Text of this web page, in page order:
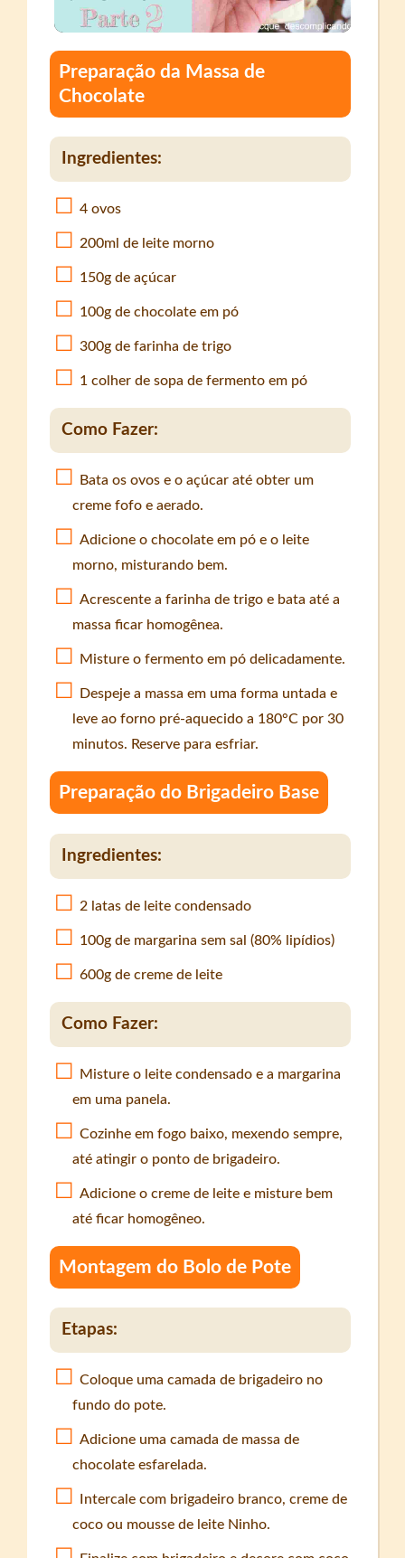
Preparação da Massa de
Chocolate
Ingredientes:
4 ovos
200ml de leite morno
150g de açúcar
100g de chocolate em pó
300g de farinha de trigo
1 colher de sopa de fermento em pó
Como Fazer:
Bata os ovos e o açúcar até obter um
creme fofo e aerado.
Adicione o chocolate em pó e o leite
morno, misturando bem.
Acrescente a farinha de trigo e bata até a
massa ficar homogênea.
Misture o fermento em pó delicadamente.
Despeje a massa em uma forma untada e
leve ao forno pré-aquecido a 180°C por 30
minutos. Reserve para esfriar.
Preparação do Brigadeiro Base
Ingredientes:
2 latas de leite condensado
100g de margarina sem sal (80% lipídios)
600g de creme de leite
Como Fazer:
Misture o leite condensado e a margarina
em uma panela.
Cozinhe em fogo baixo, mexendo sempre,
até atingir o ponto de brigadeiro.
Adicione o creme de leite e misture bem
até ficar homogêneo.
Montagem do Bolo de Pote
Etapas:
Coloque uma camada de brigadeiro no
fundo do pote.
Adicione uma camada de massa de
chocolate esfarelada.
Intercale com brigadeiro branco, creme de
coco ou mousse de leite Ninho.